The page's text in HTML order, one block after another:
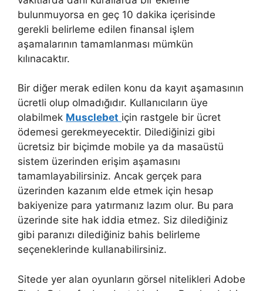
bulunmuyorsa en geç 10 dakika içerisinde
gerekli belirleme edilen finansal işlem
aşamalarının tamamlanması mümkün
kılınacaktır.
Bir diğer merak edilen konu da kayıt aşamasının
ücretli olup olmadığıdır. Kullanıcıların üye
olabilmek Musclebet için rastgele bir ücret
ödemesi gerekmeyecektir. Dilediğinizi gibi
ücretsiz bir biçimde mobile ya da masaüstü
sistem üzerinden erişim aşamasını
tamamlayabilirsiniz. Ancak gerçek para
üzerinden kazanım elde etmek için hesap
bakiyenize para yatırmanız lazım olur. Bu para
üzerinde site hak iddia etmez. Siz dilediğiniz
gibi paranızı dilediğiniz bahis belirleme
seçeneklerinde kullanabilirsiniz.
Sitede yer alan oyunların görsel nitelikleri Adobe